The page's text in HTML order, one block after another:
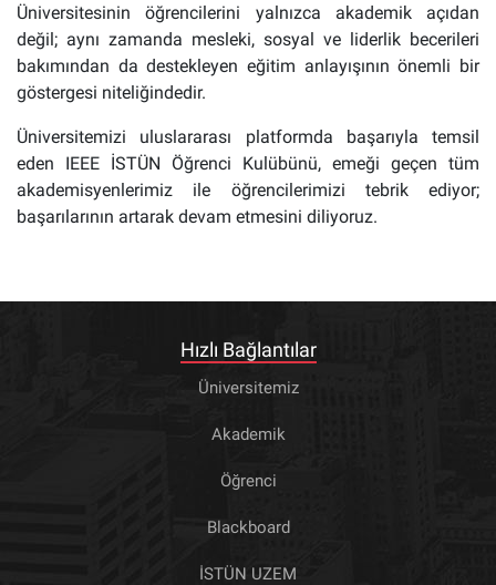
Üniversitesinin öğrencilerini yalnızca akademik açıdan
değil; aynı zamanda mesleki, sosyal ve liderlik becerileri
bakımından da destekleyen eğitim anlayışının önemli bir
göstergesi niteliğindedir.
Üniversitemizi uluslararası platformda başarıyla temsil
eden IEEE İSTÜN Öğrenci Kulübünü, emeği geçen tüm
akademisyenlerimiz ile öğrencilerimizi tebrik ediyor;
başarılarının artarak devam etmesini diliyoruz.
Hızlı Bağlantılar
Üniversitemiz
Akademik
Öğrenci
Blackboard
İSTÜN UZEM